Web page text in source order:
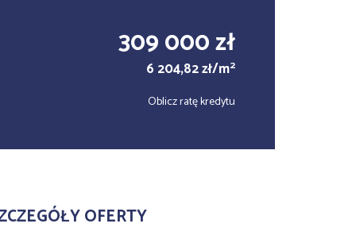
309 000 zł
6 204,82 zł/m2
Oblicz ratę kredytu
OFERTY